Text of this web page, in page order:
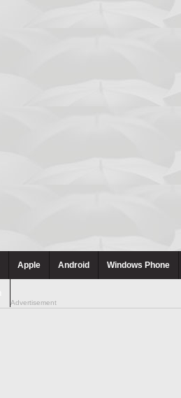
Apple Android Windows Phone
Advertisement